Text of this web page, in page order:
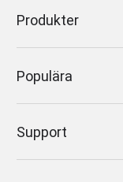
Produkter
Populära
Support